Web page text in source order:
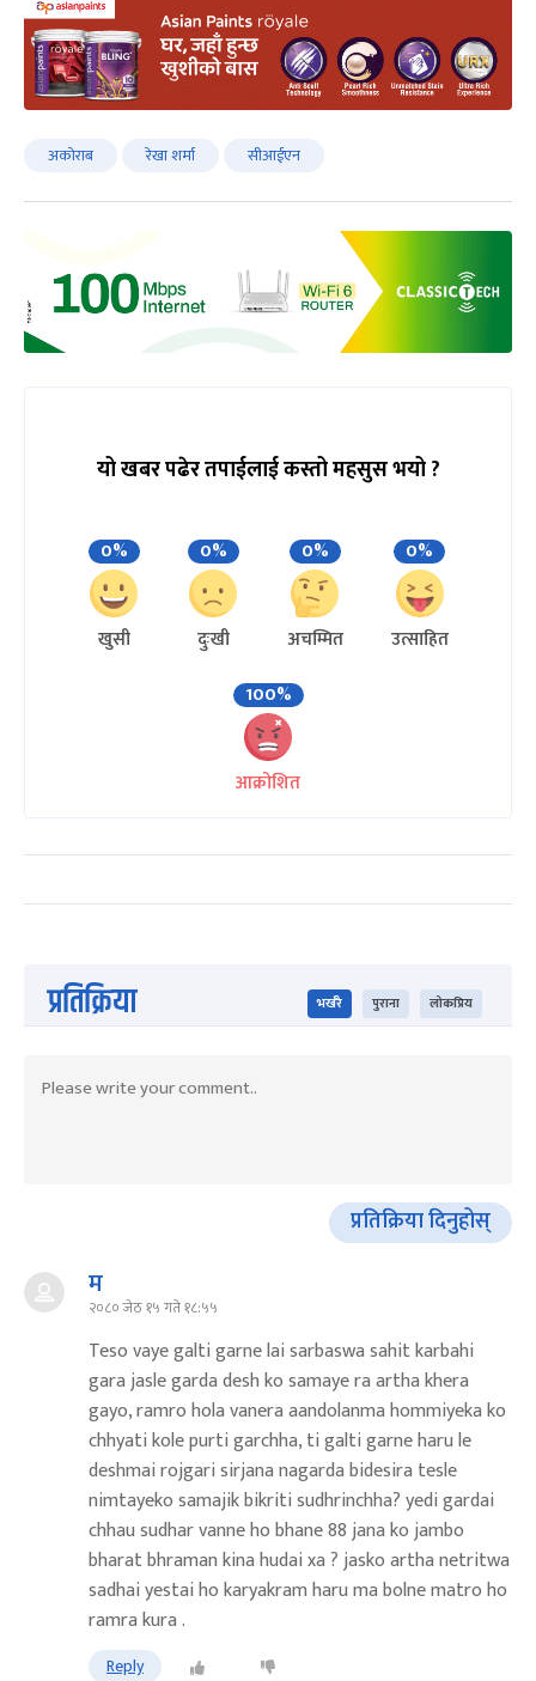
अकोराब रेखा शर्मा सीआईएन
यो खबर पढेर तपाईलाई कस्तो महसुस भयो ?
0%
खुसी
0%
दुःखी
0%
अचम्मित
0%
उत्साहित
100%
आक्रोशित
प्रतिक्रिया भर्खरै पुराना लोकप्रिय
प्रतिक्रिया दिनुहोस्
म
२०८० जेठ १५ गते १८:५५
Teso vaye galti garne lai sarbaswa sahit karbahi
gara jasle garda desh ko samaye ra artha khera
gayo, ramro hola vanera aandolanma hommiyeka ko
chhyati kole purti garchha, ti galti garne haru le
deshmai rojgari sirjana nagarda bidesira tesle
nimtayeko samajik bikriti sudhrinchha? yedi gardai
chhau sudhar vanne ho bhane 88 jana ko jambo
bharat bhraman kina hudai xa ? jasko artha netritwa
sadhai yestai ho karyakram haru ma bolne matro ho
ramra kura .
Reply